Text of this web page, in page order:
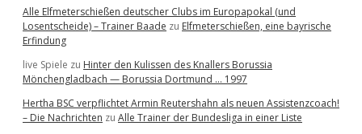
Alle Elfmeterschießen deutscher Clubs im Europapokal (und
Losentscheide) – Trainer Baade zu Elfmeterschießen, eine bayrische
Erfindung
live Spiele zu Hinter den Kulissen des Knallers Borussia
Mönchengladbach — Borussia Dortmund … 1997
Hertha BSC verpflichtet Armin Reutershahn als neuen Assistenzcoach!
– Die Nachrichten zu Alle Trainer der Bundesliga in einer Liste